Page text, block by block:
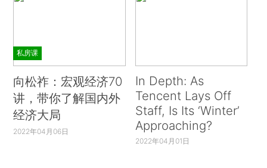
私房课
向松祚：宏观经济70
讲，带你了解国内外
经济大局
2022年04月06日
In Depth: As
Tencent Lays Off
Staff, Is Its ‘Winter’
Approaching?
2022年04月01日